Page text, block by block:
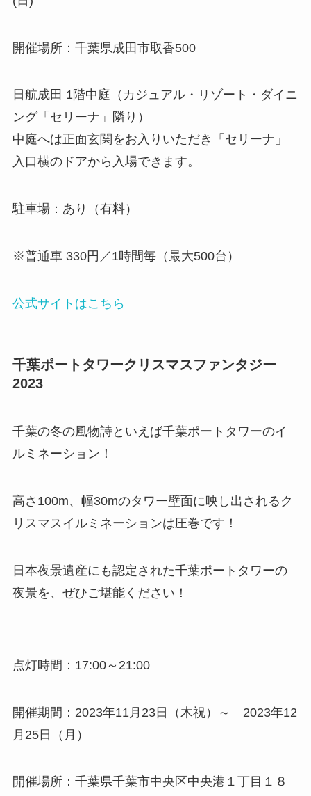
開催場所：千葉県成田市取香500
日航成田 1階中庭（カジュアル・リゾート・ダイニ
ング「セリーナ」隣り）
中庭へは正面玄関をお入りいただき「セリーナ」
入口横のドアから入場できます。
駐車場：あり（有料）
※普通車 330円／1時間毎（最大500台）
公式サイトはこちら
千葉ポートタワークリスマスファンタジー
2023
千葉の冬の風物詩といえば千葉ポートタワーのイ
ルミネーション！
高さ100m、幅30mのタワー壁面に映し出されるク
リスマスイルミネーションは圧巻です！
日本夜景遺産にも認定された千葉ポートタワーの
夜景を、ぜひご堪能ください！
点灯時間：17:00～21:00
開催期間：2023年11月23日（木祝）～ 2023年12
月25日（月）
開催場所：千葉県千葉市中央区中央港１丁目１８